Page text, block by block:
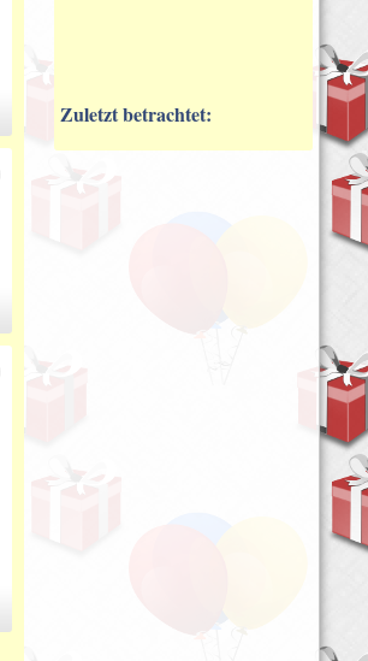
Zuletzt betrachtet: